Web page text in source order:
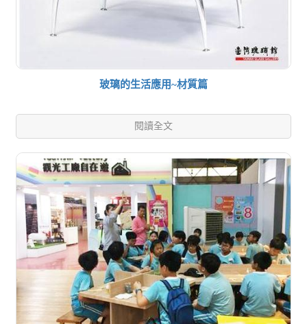
玻璃的生活應用~材質篇
閱讀全文